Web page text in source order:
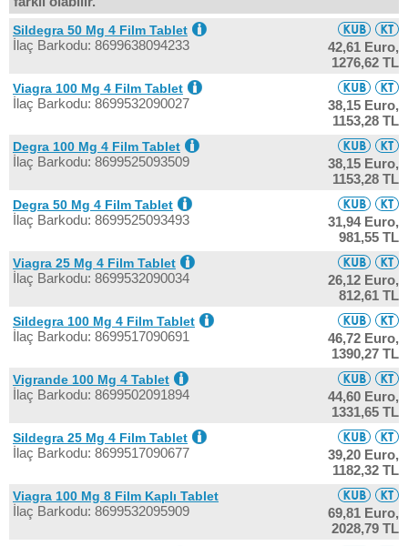
Sildegra 50 Mg 4 Film Tablet
İlaç Barkodu: 8699638094233
42,61 Euro,
1276,62 TL
Viagra 100 Mg 4 Film Tablet
İlaç Barkodu: 8699532090027
38,15 Euro,
1153,28 TL
Degra 100 Mg 4 Film Tablet
İlaç Barkodu: 8699525093509
38,15 Euro,
1153,28 TL
Degra 50 Mg 4 Film Tablet
İlaç Barkodu: 8699525093493
31,94 Euro,
981,55 TL
Viagra 25 Mg 4 Film Tablet
İlaç Barkodu: 8699532090034
26,12 Euro,
812,61 TL
Sildegra 100 Mg 4 Film Tablet
İlaç Barkodu: 8699517090691
46,72 Euro,
1390,27 TL
Vigrande 100 Mg 4 Tablet
İlaç Barkodu: 8699502091894
44,60 Euro,
1331,65 TL
Sildegra 25 Mg 4 Film Tablet
İlaç Barkodu: 8699517090677
39,20 Euro,
1182,32 TL
Viagra 100 Mg 8 Film Kaplı Tablet
İlaç Barkodu: 8699532095909
69,81 Euro,
2028,79 TL